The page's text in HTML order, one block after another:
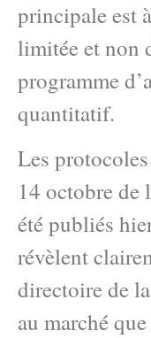
principale est
limitée et non
programme
quantitatif.
Les
14 octobre de
été publiés
révèlent
directoire de
au marché